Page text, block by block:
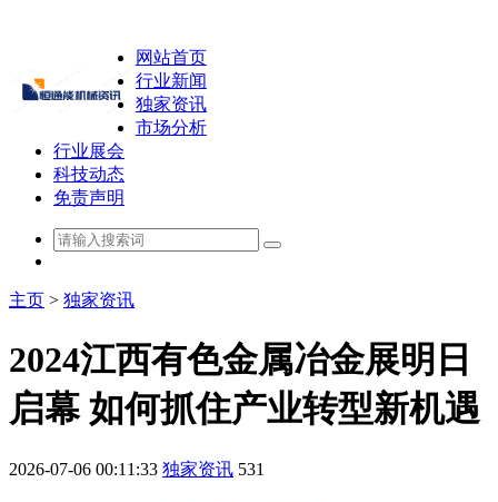
网站首页
行业新闻
独家资讯
市场分析
行业展会
科技动态
免责声明
主页 > 独家资讯
2024江西有色金属冶金展明日
启幕 如何抓住产业转型新机遇
2026-07-06 00:11:33 独家资讯 531